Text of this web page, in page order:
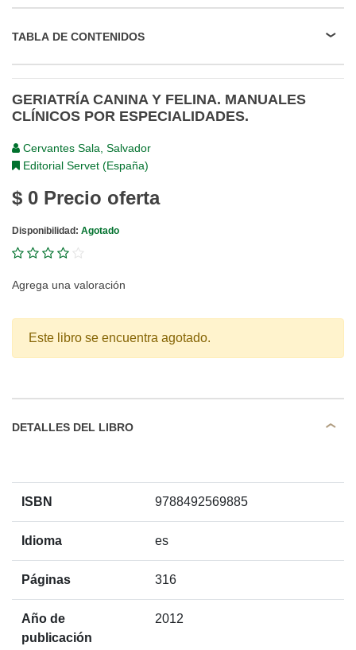
TABLA DE CONTENIDOS
GERIATRÍA CANINA Y FELINA. MANUALES
CLÍNICOS POR ESPECIALIDADES.
Cervantes Sala, Salvador
Editorial Servet (España)
$ 0 Precio oferta
Disponibilidad: Agotado
Agrega una valoración
Este libro se encuentra agotado.
DETALLES DEL LIBRO
ISBN 9788492569885
Idioma es
Páginas 316
Año de
publicación
2012